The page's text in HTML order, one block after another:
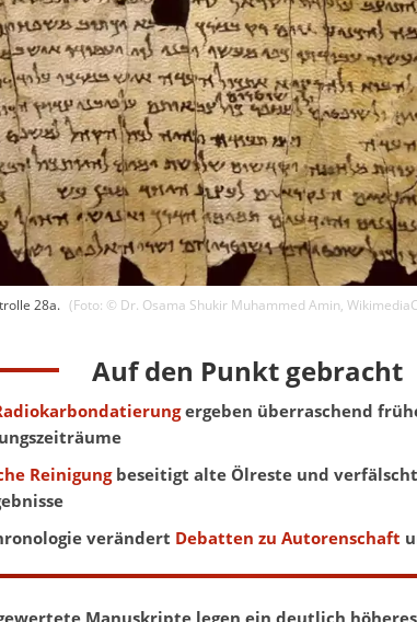
28a. (Foto: © Dr. Osama Shukir Muhammed Amin,
Auf den Punkt gebracht
ergeben überraschend
Reinigungbeseitigt alte Ölreste und
verändert Debatten zu Autorenschaft